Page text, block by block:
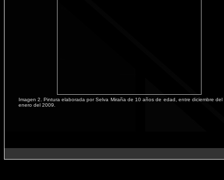
Imagen 2. Pintura elaborada por Selva Miraña de 10 años de edad, entre diciembre del
enero del 2009.